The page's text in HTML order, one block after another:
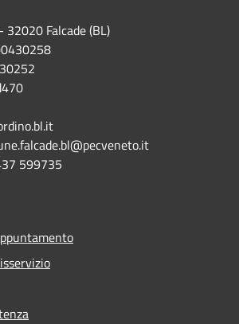
Falcade (BL)
599735